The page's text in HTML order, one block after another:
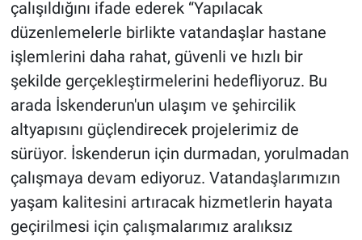
çalışıldığını ifade ederek “Yapılacak
düzenlemelerle birlikte vatandaşlar hastane
işlemlerini daha rahat, güvenli ve hızlı bir
şekilde gerçekleştirmelerini hedefliyoruz. Bu
arada İskenderun'un ulaşım ve şehircilik
altyapısını güçlendirecek projelerimiz de
sürüyor. İskenderun için durmadan, yorulmadan
çalışmaya devam ediyoruz. Vatandaşlarımızın
yaşam kalitesini artıracak hizmetlerin hayata
geçirilmesi için çalışmalarımız aralıksız